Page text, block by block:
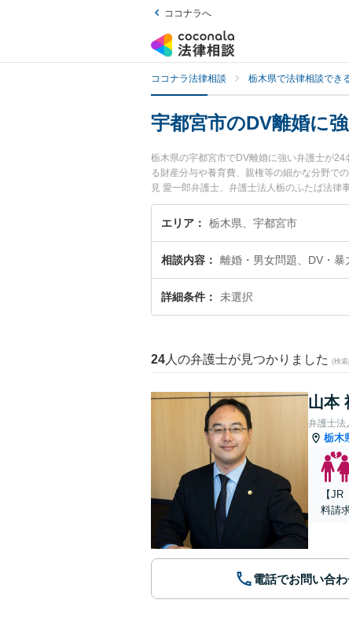
ココナラへ
ココナラ法律相談 栃木県で法律相談でき
宇都宮市のDV離婚に
栃木県の宇都宮市でDV離婚に強い弁護士が
る財産分与や養育費、親権等の細かな分野で
見 愛一郎弁護士、弁護士法人栃のふたば法
のトラブルを今すぐに弁護士に相談したい』
相談予約したい』などでお困りの相談者さん
エリア 栃木県、宇都宮市
相談内容 離婚・男女問題、DV・暴
詳細条件 未選択
24 人の弁護士が見つかりました (検
山本
弁護士法
栃木
【
料請
電話でお問い合